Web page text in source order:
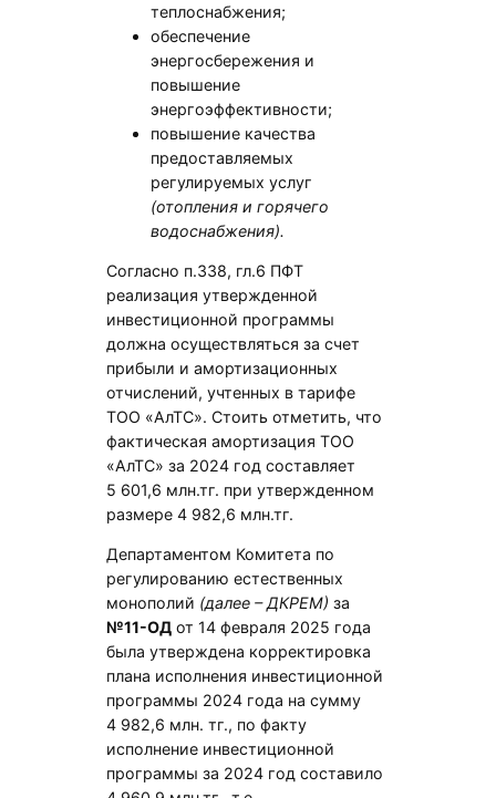
теплоснабжения;
обеспечение
энергосбережения и
повышение
энергоэффективности;
повышение качества
предоставляемых
регулируемых услуг
(отопления и горячего
водоснабжения).
Согласно п.338, гл.6 ПФТ
реализация утвержденной
инвестиционной программы
должна осуществляться за счет
прибыли и амортизационных
отчислений, учтенных в тарифе
ТОО «АлТС». Стоить отметить, что
фактическая амортизация ТОО
«АлТС» за 2024 год составляет
5 601,6 млн.тг. при утвержденном
размере 4 982,6 млн.тг.
Департаментом Комитета по
регулированию естественных
монополий (далее – ДКРЕМ) за
№11-ОДот 14 февраля 2025 года
была утверждена корректировка
плана исполнения инвестиционной
программы 2024 года на сумму
4 982,6 млн. тг., по факту
исполнение инвестиционной
программы за 2024 год составило